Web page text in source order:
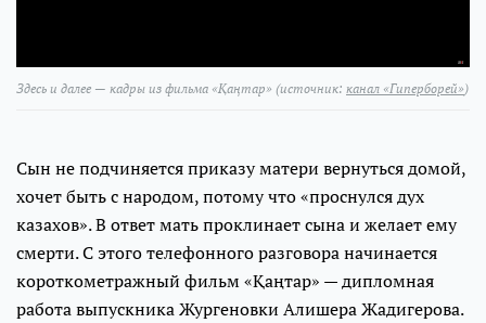
Здесь и далее — кадры из фильма «Қаңтар» (источник: канал «Гиперборей»)
Сын не подчиняется приказу матери вернуться домой,
хочет быть с народом, потому что «проснулся дух
казахов». В ответ мать проклинает сына и желает ему
смерти. С этого телефонного разговора начинается
короткометражный фильм «Қаңтар» — дипломная
работа выпускника Жургеновки Алишера Жадигерова.